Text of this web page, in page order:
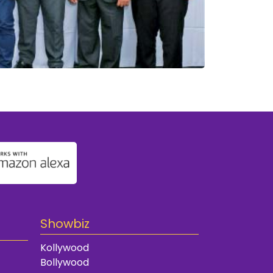
Showbiz
Kollywood
Bollywood